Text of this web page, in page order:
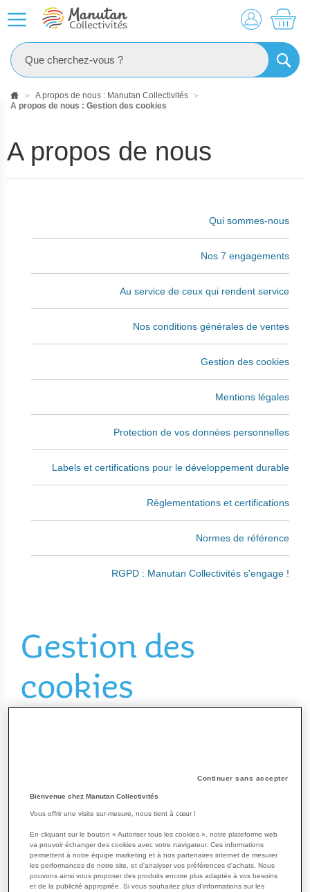
A propos de nous : Manutan Collectivités
A propos de nous : Gestion des cookies
A propos de nous
Qui sommes-nous
Nos 7 engagements
Au service de ceux qui rendent service
Nos conditions générales de ventes
Gestion des cookies
Mentions légales
Protection de vos données personnelles
Labels et certifications pour le développement durable
Réglementations et certifications
Normes de référence
RGPD : Manutan Collectivités s'engage !
Gestion des
cookies
Cette rubrique est donc importante pour vous, qui souhaitez
avoir une expérience positive et confiante de nos Services et
complète à vos questions sur votre consultation de notre site
et tenir compte de vos souhaits.
Ainsi, lors de la consultation de notre site, des informations
relatives à la navigation de votre terminal (ordinateur, tablette,
smartphone, etc.) sur notre site, sont susceptibles d'être
Continuer sans accepter
Bienvenue chez Manutan Collectivités
Vous offrir une visite sur-mesure, nous tient à cœur !
En cliquant sur le bouton « Autoriser tous les cookies », notre plateforme web
va pouvoir échanger des cookies avec votre navigateur. Ces informations
permettent à notre équipe marketing et à nos partenaires internet de mesurer
les performances de notre site, et d'analyser vos préférences d'achats. Nous
pouvons ainsi vous proposer des produits encore plus adaptés à vos besoins
et de la publicité appropriée. Si vous souhaitez plus d'informations sur les